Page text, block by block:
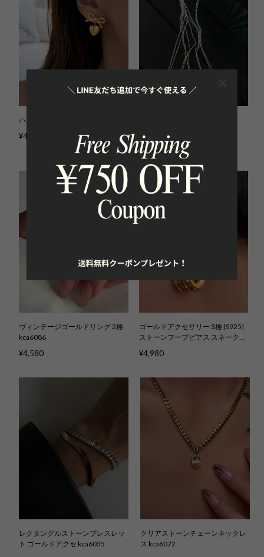
ハートリボンピアス 2色 kca6092
¥4,280
¥4,080
ヴィンテージゴールドリング 2種
kca6086
¥4,580
ゴールドアクセサリー 3種 [S925]
ストーンフープピアス スネークピ
kca6075
¥4,980
レクタングルストーンブレスレッ
ト ゴールドアクセ kca6035
クリアストーンチェーンネックレ
ス kca6072